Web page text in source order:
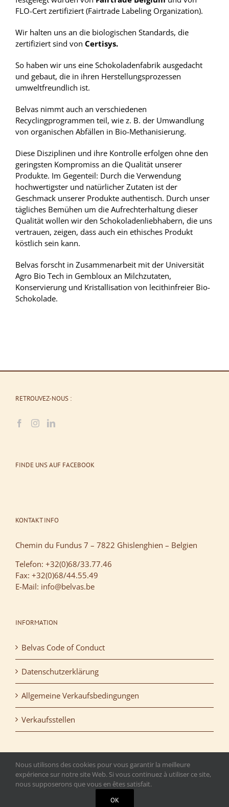
FLO-Cert zertifiziert (Fairtrade Labeling Organization).
Wir halten uns an die biologischen Standards, die
zertifiziert sind von Certisys.
So haben wir uns eine Schokoladenfabrik ausgedacht
und gebaut, die in ihren Herstellungsprozessen
umweltfreundlich ist.
Belvas nimmt auch an verschiedenen
Recyclingprogrammen teil, wie z. B. der Umwandlung
von organischen Abfällen in Bio-Methanisierung.
Diese Disziplinen und ihre Kontrolle erfolgen ohne den
geringsten Kompromiss an die Qualität unserer
Produkte. Im Gegenteil: Durch die Verwendung
hochwertigster und natürlicher Zutaten ist der
Geschmack unserer Produkte authentisch. Durch unser
tägliches Bemühen um die Aufrechterhaltung dieser
Qualität wollen wir den Schokoladenliebhabern, die uns
vertrauen, zeigen, dass auch ein ethisches Produkt
köstlich sein kann.
Belvas forscht in Zusammenarbeit mit der Universität
Agro Bio Tech in Gembloux an Milchzutaten,
Konservierung und Kristallisation von lecithinfreier Bio-
Schokolade.
RETROUVEZ-NOUS :
FINDE UNS AUF FACEBOOK
KONTAKT INFO
Chemin du Fundus 7 – 7822 Ghislenghien – Belgien
Telefon: +32(0)68/33.77.46
Fax: +32(0)68/44.55.49
E-Mail: info@belvas.be
INFORMATION
Belvas Code of Conduct
Datenschutzerklärung
Allgemeine Verkaufsbedingungen
Verkaufsstellen
0472.516.692
Nous utilisons des cookies pour vous garantir la meilleure
expérience sur notre site Web. Si vous continuez à utiliser ce site,
nous supposerons que vous en êtes satisfait.
OK